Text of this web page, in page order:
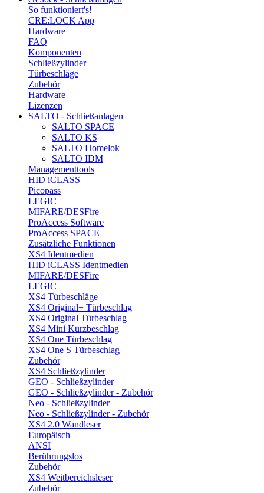
So funktioniert's!
CRE:LOCK App
Hardware
FAQ
Komponenten
Schließzylinder
Türbeschläge
Zubehör
Hardware
Lizenzen
SALTO - Schließanlagen
SALTO SPACE
SALTO KS
SALTO Homelok
SALTO IDM
Managementtools
HID iCLASS
Picopass
LEGIC
MIFARE/DESFire
ProAccess Software
ProAccess SPACE
Zusätzliche Funktionen
XS4 Identmedien
HID iCLASS Identmedien
MIFARE/DESFire
LEGIC
XS4 Türbeschläge
XS4 Original+ Türbeschlag
XS4 Original Türbeschlag
XS4 Mini Kurzbeschlag
XS4 One Türbeschlag
XS4 One S Türbeschlag
Zubehör
XS4 Schließzylinder
GEO - Schließzylinder
GEO - Schließzylinder - Zubehör
Neo - Schließzylinder
Neo - Schließzylinder - Zubehör
XS4 2.0 Wandleser
Europäisch
ANSI
Berührungslos
Zubehör
XS4 Weitbereichsleser
Zubehör